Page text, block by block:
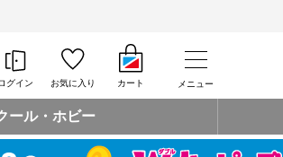
グイン お気に入り カート メニュー
ール・ホビー